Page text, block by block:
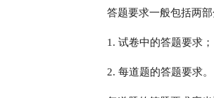
答题要求一般包括两部
1. 试卷中的答题要求；
2. 每道题的答题要求。